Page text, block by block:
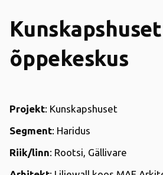
õppekeskus
Projekt: Kunskapshuset
Segment: Haridus
Riik/linn: Rootsi, Gällivare